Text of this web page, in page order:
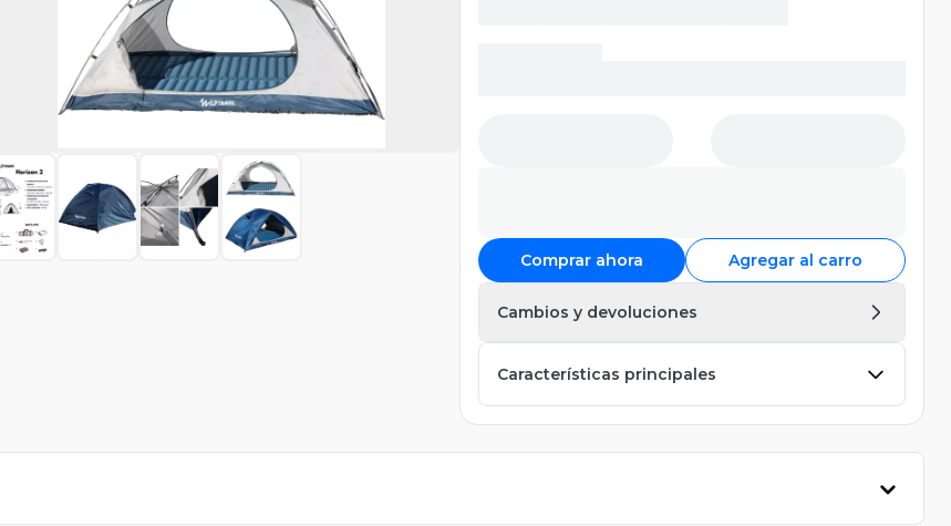
Comprar ahora Agregar al carro
Cambios y devoluciones
Características principales